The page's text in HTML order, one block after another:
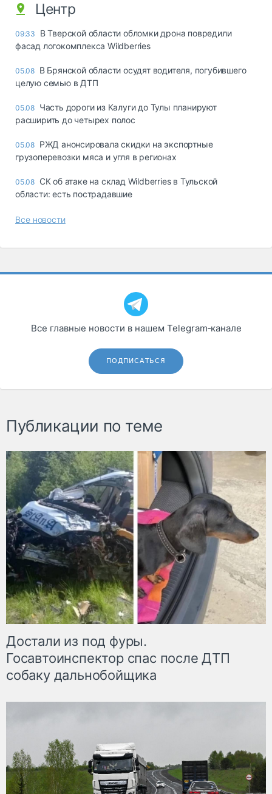
Центр
09:33
В Тверской области обломки дрона повредили
фасад логокомплекса Wildberries
05.08 В Брянской области осудят водителя, погубившего
целую семью в ДТП
05.08 Часть дороги из Калуги до Тулы планируют
расширить до четырех полос
05.08 РЖД анонсировала скидки на экспортные
грузоперевозки мяса и угля в регионах
05.08 СК об атаке на склад Wildberries в Тульской
области: есть пострадавшие
Все новости
Все главные новости в нашем Telegram‑канале
ПОДПИСАТЬСЯ
Публикации по теме
Достали из под фуры.
Госавтоинспектор спас после ДТП
собаку дальнобойщика